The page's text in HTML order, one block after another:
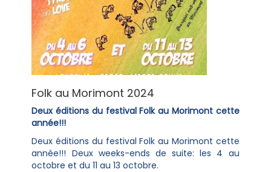
Folk au Morimont 2024
Deux éditions du festival Folk au Morimont cette
année!!!
Deux éditions du festival Folk au Morimont cette
année!!! Deux weeks-ends de suite: les 4 au
octobre et du 11 au 13 octobre.